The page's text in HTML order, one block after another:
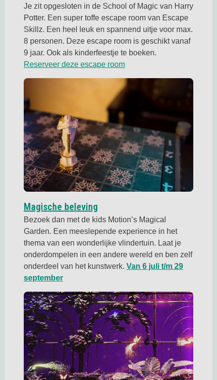
Je zit opgesloten in de School of Magic van Harry
Potter. Een super toffe escape room van Escape
Skillz. Een heel leuk en spannend uitje voor max.
8 personen. Deze escape room is geschikt vanaf
9 jaar. Ook als kinderfeestje te boeken.
Reserveer deze escape roomDeze link opent in een
Magische belevingDeze link opent in een
Bezoek dan met de kids Motion’s Magical
Garden. Een meeslepende experience in het
thema van een wonderlijke vlindertuin. Laat je
onderdompelen in een andere wereld en ben zelf
onderdeel van het kunstwerk. Van 6 juli t/m 29
septemberDeze link opent in een nieuwe tab